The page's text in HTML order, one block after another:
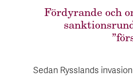
Fördyrande och
Sedan Rysslands